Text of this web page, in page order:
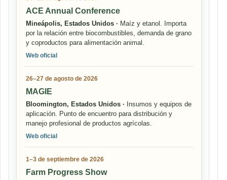
ACE Annual Conference
Mineápolis, Estados Unidos · Maíz y etanol. Importa
por la relación entre biocombustibles, demanda de grano
y coproductos para alimentación animal.
Web oficial
26–27 de agosto de 2026
MAGIE
Bloomington, Estados Unidos · Insumos y equipos de
aplicación. Punto de encuentro para distribución y
manejo profesional de productos agrícolas.
Web oficial
1–3 de septiembre de 2026
Farm Progress Show